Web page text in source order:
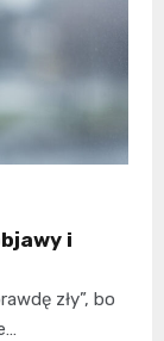
i
zły”, bo